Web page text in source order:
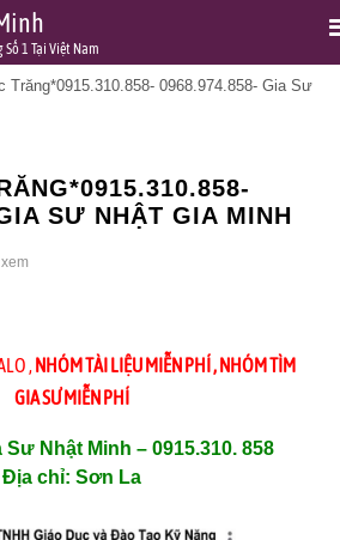
1 Tại Việt Nam
Trăng*0915.310.858- 0968.974.858- Gia Sư
SƯ NHẬT GIA MINH
,NHÓM TÀI LIỆU MIỄN PHÍ,NHÓM TÌM
GIA SƯ MIỄN PHÍ
Sư Nhật Minh – 0915.310. 858
Địa chỉ: Sơn La